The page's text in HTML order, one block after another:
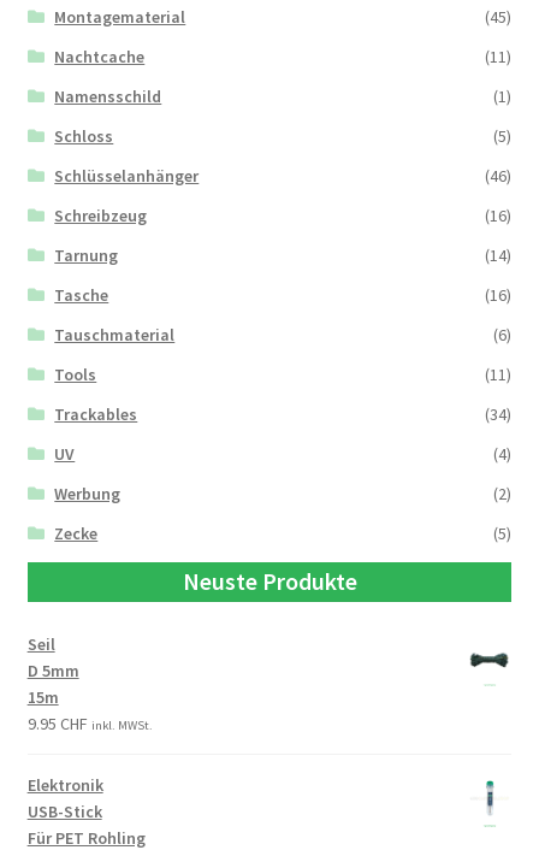
Montagematerial
(45)
Nachtcache
(11)
Namensschild
(1)
Schloss
(5)
Schlüsselanhänger
(46)
Schreibzeug
(16)
Tarnung
(14)
Tasche
(16)
Tauschmaterial
(6)
Tools
(11)
Trackables
(34)
UV
(4)
Werbung
(2)
Zecke
(5)
Neuste Produkte
Seil
D 5mm
15m
9.95 CHF inkl. MWSt.
Elektronik
USB-Stick
Für PET Rohling